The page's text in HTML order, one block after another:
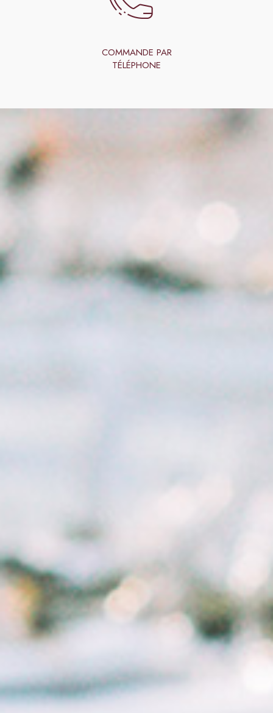
COMMANDE PAR
TÉLÉPHONE